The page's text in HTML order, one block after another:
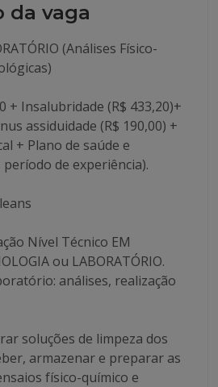
da vaga
(Análises Físico-
+ Insalubridade (R$ 433,20)+
assiduidade (R$ 190,00) +
+ Plano de saúde e
de experiência).
Nível Técnico EM
ou LABORATÓRIO.
análises, realização
soluções de limpeza dos
armazenar e preparar as
físico-químico e